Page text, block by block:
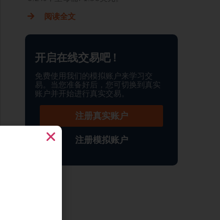
阅读全文
开启在线交易吧 !
免费使用我们的模拟账户来学习交
易。当您准备好后，您可切换到真实
账户并开始进行真实交易。
注册真实账户
注册模拟账户